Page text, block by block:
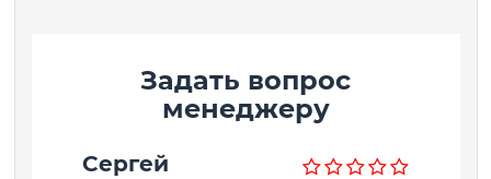
Задать вопрос
менеджеру
Сергей